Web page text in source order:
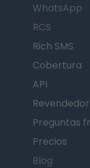
WhatsApp
RCS
Rich SMS
Cobertura
API
Revendedor
Preguntas
Precios
Blog